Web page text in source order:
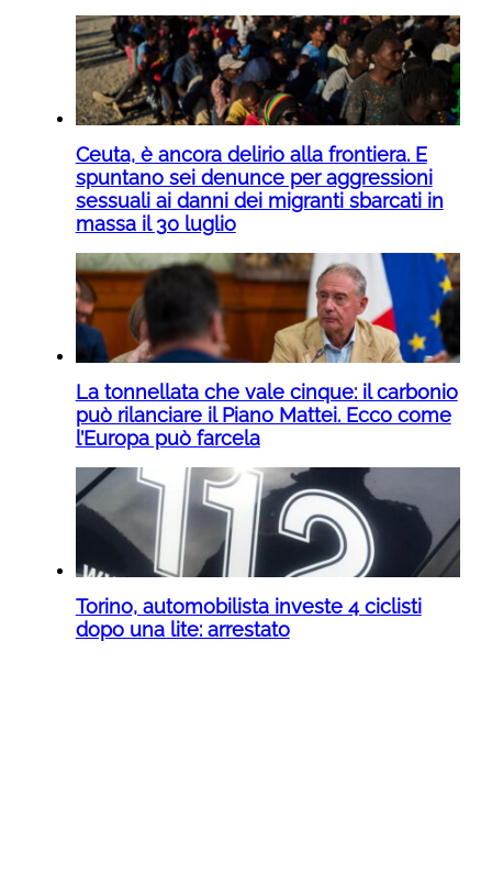
Ceuta, è ancora delirio alla frontiera. E
spuntano sei denunce per aggressioni
sessuali ai danni dei migranti sbarcati in
massa il 30 luglio
La tonnellata che vale cinque: il carbonio
può rilanciare il Piano Mattei. Ecco come
l’Europa può farcela
Torino, automobilista investe 4 ciclisti
dopo una lite: arrestato